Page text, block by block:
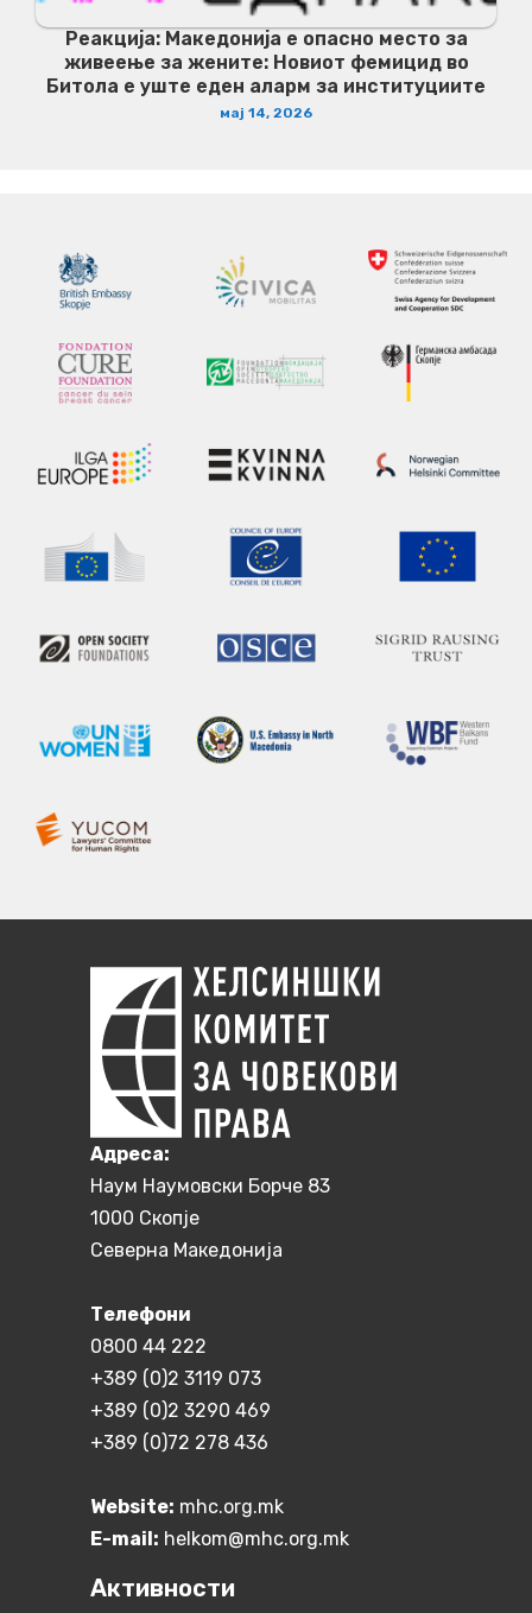
Реакција: Македонија е опасно место за
живеење за жените: Новиот фемицид во
Битола е уште еден аларм за институциите
мај 14, 2026
Aдреса:
Наум Наумовски Борче 83
1000 Скопје
Северна Македонија
Телефони
0800 44 222
+389 (0)2 3119 073
+389 (0)2 3290 469
+389 (0)72 278 436
Website: mhc.org.mk
E-mail: helkom@mhc.org.mk
Активности